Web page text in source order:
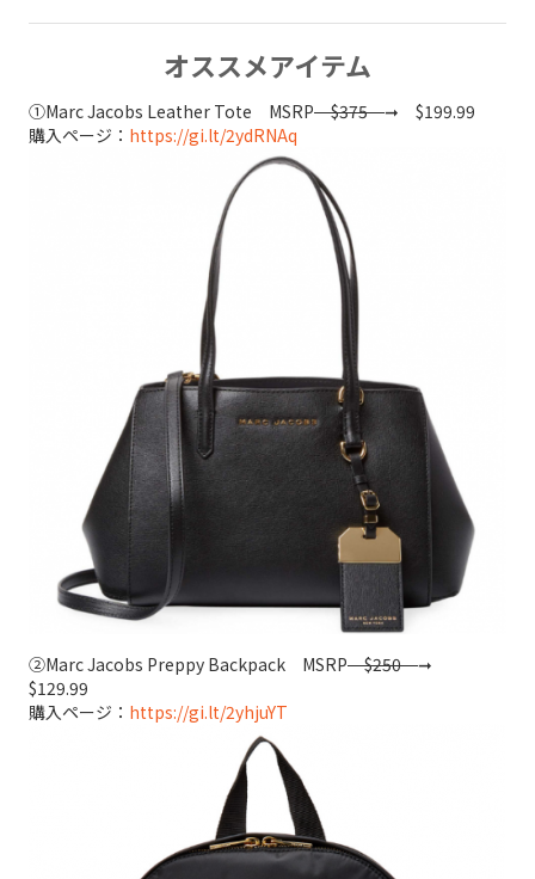
オススメアイテム
①Marc Jacobs Leather Tote MSRP$375➞ $199.99
購入ページ： https://gi.lt/2ydRNAq
②Marc Jacobs Preppy Backpack MSRP$250➞
$129.99
購入ページ： https://gi.lt/2yhjuYT